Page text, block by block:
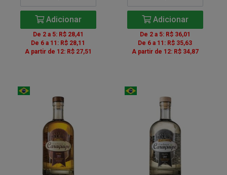
Adicionar
De 2 a 5: R$ 28,41
De 6 a 11: R$ 28,11
A partir de 12: R$ 27,51
Adicionar
De 2 a 5: R$ 36,01
De 6 a 11: R$ 35,63
A partir de 12: R$ 34,87